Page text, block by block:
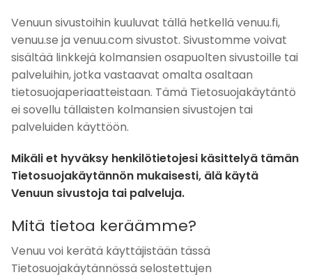
Venuun sivustoihin kuuluvat tällä hetkellä venuu.fi,
venuu.se ja venuu.com sivustot. Sivustomme voivat
sisältää linkkejä kolmansien osapuolten sivustoille tai
palveluihin, jotka vastaavat omalta osaltaan
tietosuojaperiaatteistaan. Tämä Tietosuojakäytäntö
ei sovellu tällaisten kolmansien sivustojen tai
palveluiden käyttöön.
Mikäli et hyväksy henkilötietojesi käsittelyä tämän
Tietosuojakäytännön mukaisesti, älä käytä
Venuun sivustoja tai palveluja.
Mitä tietoa keräämme?
Venuu voi kerätä käyttäjistään tässä
Tietosuojakäytännössä selostettujen